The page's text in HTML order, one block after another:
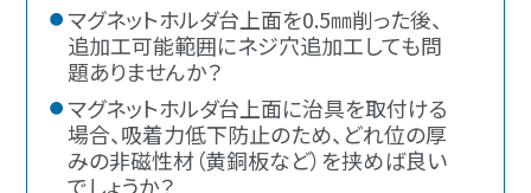
マグネットホルダ台上面を0.5㎜削った後、
追加工可能範囲にネジ穴追加工しても問
題ありませんか？
マグネットホルダ台上面に治具を取付ける
場合、吸着力低下防止のため、どれ位の厚
みの非磁性材（黄銅板など）を挟めば良い
でしょうか？